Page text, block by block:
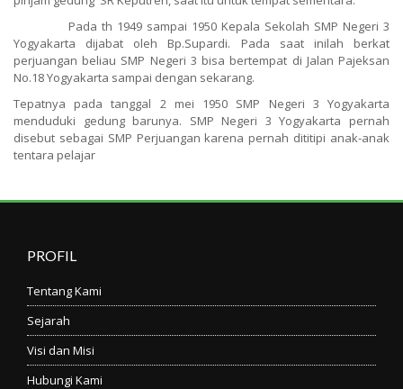
Pada th 1949 sampai 1950 Kepala Sekolah SMP Negeri 3
Yogyakarta dijabat oleh Bp.Supardi. Pada saat inilah berkat
perjuangan beliau SMP Negeri 3 bisa bertempat di Jalan Pajeksan
No.18 Yogyakarta sampai dengan sekarang.
Tepatnya pada tanggal 2 mei 1950 SMP Negeri 3 Yogyakarta
menduduki gedung barunya. SMP Negeri 3 Yogyakarta pernah
disebut sebagai SMP Perjuangan karena pernah dititipi anak-anak
tentara pelajar
PROFIL
Tentang Kami
Sejarah
Visi dan Misi
Hubungi Kami